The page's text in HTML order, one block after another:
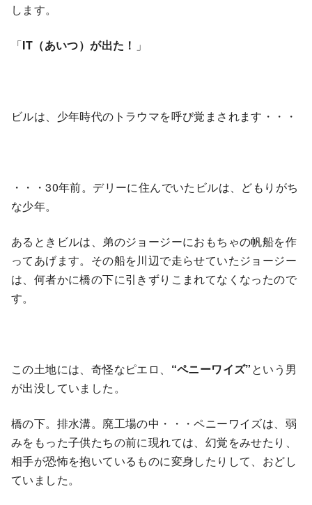
します。
「IT（あいつ）が出た！ 」
ビルは、少年時代のトラウマを呼び覚まされます・・・
・・・30年前。デリーに住んでいたビルは、どもりがち
な少年。
あるときビルは、弟のジョージーにおもちゃの帆船を作
ってあげます。その船を川辺で走らせていたジョージー
は、何者かに橋の下に引きずりこまれてなくなったので
す。
この土地には、奇怪なピエロ、 “ペニーワイズ”という男
が出没していました。
橋の下。排水溝。廃工場の中・・・ペニーワイズは、弱
みをもった子供たちの前に現れては、幻覚をみせたり、
相手が恐怖を抱いているものに変身したりして、おどし
ていました。